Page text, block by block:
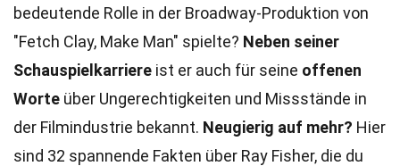
bedeutende Rolle in der Broadway-Produktion von
"Fetch Clay, Make Man" spielte? Neben seiner
Schauspielkarriere ist er auch für seine offenen
Worte über Ungerechtigkeiten und Missstände in
der Filmindustrie bekannt. Neugierig auf mehr? Hier
sind 32 spannende Fakten über Ray Fisher, die du